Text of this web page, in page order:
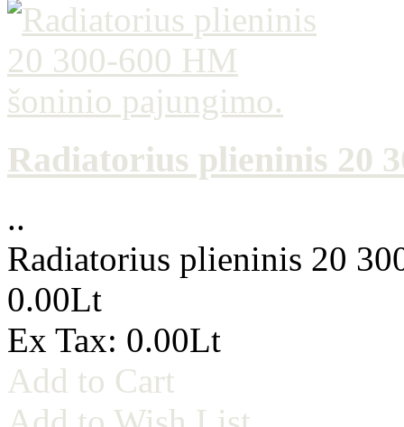
Radiatorius plieninis 20
..
Radiatorius plieninis 20
0.00Lt
Ex Tax: 0.00Lt
Add to Cart